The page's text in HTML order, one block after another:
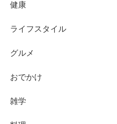
健康
ライフスタイル
グルメ
おでかけ
雑学